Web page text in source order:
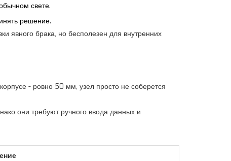
свете.
решение.
явного брака, но бесполезен для внутренних
- ровно 50 мм, узел просто не соберется
они требуют ручного ввода данных и